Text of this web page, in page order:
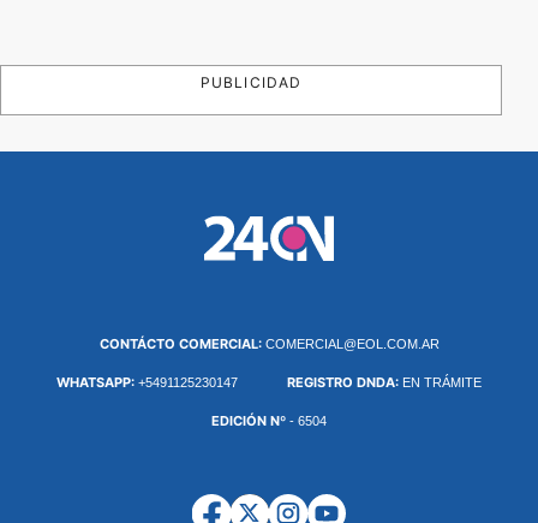
PUBLICIDAD
CONTÁCTO COMERCIAL: COMERCIAL@EOL.COM.AR
WHATSAPP: +5491125230147 REGISTRO DNDA: EN TRÁMITE
EDICIÓN Nº - 6504